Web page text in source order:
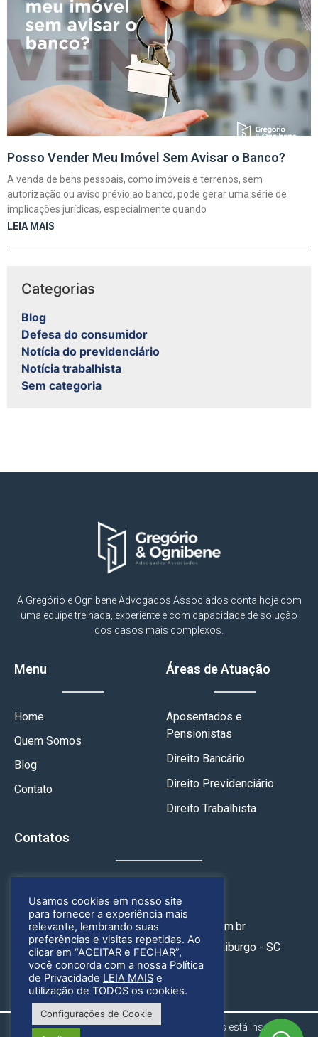
Posso Vender Meu Imóvel Sem Avisar o Banco?
A venda de bens pessoais, como imóveis e terrenos, sem
autorização ou aviso prévio ao banco, pode gerar uma série de
implicações jurídicas, especialmente quando
LEIA MAIS
Categorias
Blog
Defesa do consumidor
Notícia do previdenciário
Notícia trabalhista
Sem categoria
A Gregório e Ognibene Advogados Associados conta hoje com
uma equipe treinada, experiente e com capacidade de solução
dos casos mais complexos.
Menu
Home
Quem Somos
Blog
Contato
Áreas de Atuação
Aposentados e
Pensionistas
Direito Bancário
Direito Previdenciário
Direito Trabalhista
Contatos
(49) 99925-1658
contato@geoadvogados.com.br
Rua Nereu Ramos, 314, Centro, Fraiburgo - SC
Gregório & Ognibene Advogados Associados está inscrita na
Usamos cookies em nosso site
para fornecer a experiência mais
relevante, lembrando suas
preferências e visitas repetidas. Ao
clicar em “ACEITAR e FECHAR”,
você concorda com a nossa Política
de Privacidade LEIA MAIS e
utilização de TODOS os cookies.
Configurações de Cookie